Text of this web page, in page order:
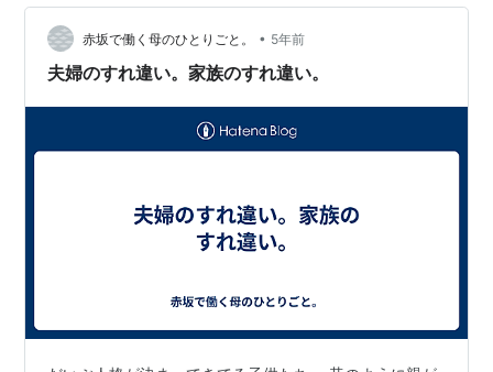
人たちが歩いていて、 あ、今日は成人式だ！と気づきま
した。…赤坂で働く母のひとりごと。 • 5年前
夫婦のすれ違い。家族のすれ違い。